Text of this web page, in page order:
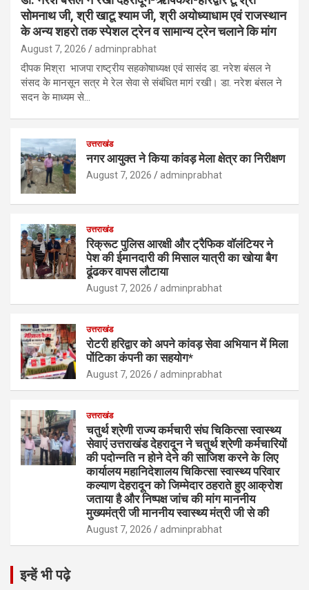
सोमनाथ जी, श्री खाटू श्याम जी, श्री अयोध्याधाम एवं राजस्थान
के अन्य शहरो तक स्पेशल ट्रेन व सामान्य ट्रेन चलाने कि मांग
August 7, 2026 adminprabhat
दीपक मिश्रा भाजपा राष्ट्रीय सहकोषाध्यक्ष एवं सासंद डा. नरेश बंसल ने
संसद के मानसून सत्र मे रेल सेवा से संबंधित मागं रखी। डा. नरेश बंसल ने
सदन के माध्यम से…
उत्तराखंड
नगर आयुक्त ने किया कांवड़ मेला क्षेत्र का निरीक्षण
August 7, 2026 adminprabhat
उत्तराखंड
रिक्रूट पुलिस आरक्षी और ट्रैफिक वॉलंटियर ने
पेश की ईमानदारी की मिसाल यात्री का खोया बैग
ढूंढकर वापस लौटाया
August 7, 2026 adminprabhat
उत्तराखंड
रोटरी हरिद्वार को अपने कांवड़ सेवा अभियान में मिला
पोंटिका कंपनी का सहयोग*
August 7, 2026 adminprabhat
उत्तराखंड
चतुर्थ श्रेणी राज्य कर्मचारी संघ चिकित्सा स्वास्थ्य
सेवाएं उत्तराखंड देहरादून ने चतुर्थ श्रेणी कर्मचारियों
की पदोन्नति न होने देने की साजिश करने के लिए
कार्यालय महानिदेशालय चिकित्सा स्वास्थ्य परिवार
कल्याण देहरादून को जिम्मेदार ठहराते हुए आक्रोश
जताया है और निष्पक्ष जांच की मांग माननीय
मुख्यमंत्री जी माननीय स्वास्थ्य मंत्री जी से की
August 7, 2026 adminprabhat
इन्हें भी पढ़े